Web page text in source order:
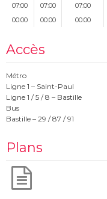
07:00
07:00 07:00
00:00
00:00 00:00
Accès
Métro
Ligne 1 – Saint-Paul
Ligne 1 / 5 / 8 – Bastille
Bus
Bastille – 29 / 87 / 91
Plans